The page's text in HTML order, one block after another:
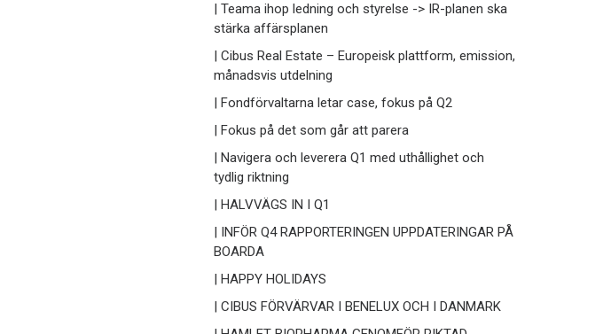
| Teama ihop ledning och styrelse -> IR-planen ska
stärka affärsplanen
| Cibus Real Estate – Europeisk plattform, emission,
månadsvis utdelning
| Fondförvaltarna letar case, fokus på Q2
| Fokus på det som går att parera
| Navigera och leverera Q1 med uthållighet och
tydlig riktning
| HALVVÄGS IN I Q1
| INFÖR Q4 RAPPORTERINGEN UPPDATERINGAR PÅ
BOARDA
| HAPPY HOLIDAYS
| CIBUS FÖRVÄRVAR I BENELUX OCH I DANMARK